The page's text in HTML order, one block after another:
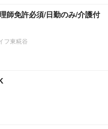
師免許必須/日勤のみ/介護付
フ東糀谷